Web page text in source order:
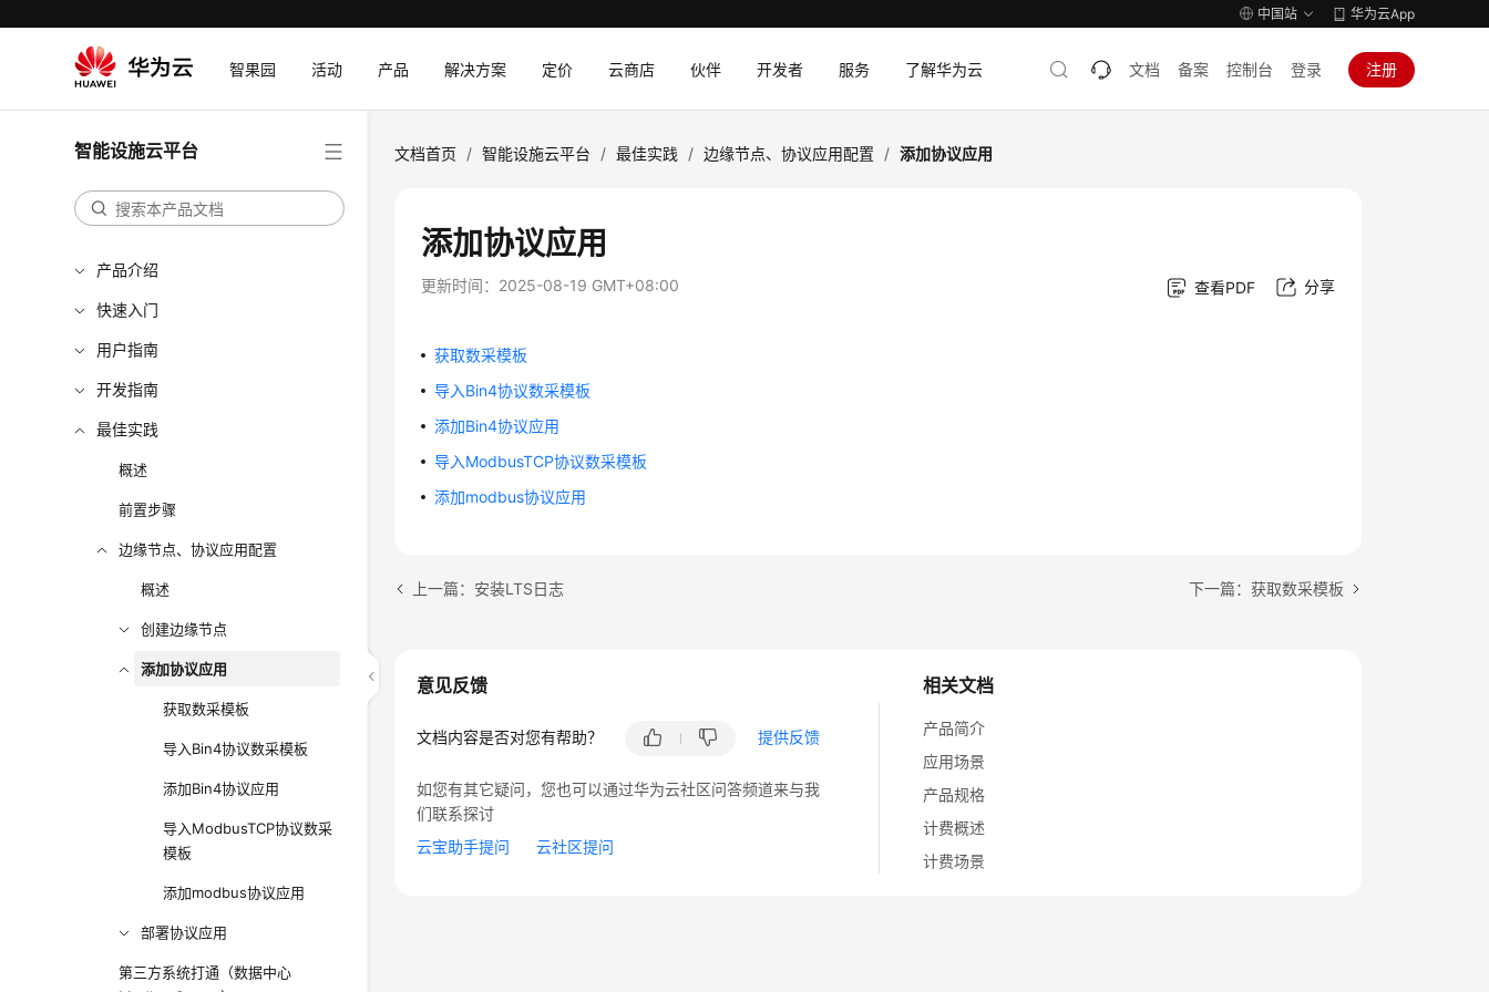
中国站 华为云App
智果园 活动 产品 解决方案 定价 云商店 伙伴 开发者 服务 了解华为云 文档 备案 控制台 登录 注册
智能设施云平台
产品介绍
快速入门
用户指南
开发指南
最佳实践
概述
前置步骤
边缘节点、协议应用配置
概述
创建边缘节点
添加协议应用
获取数采模板
导入Bin4协议数采模板
添加Bin4协议应用
导入ModbusTCP协议数采
模板
添加modbus协议应用
部署协议应用
第三方系统打通（数据中心
文档首页 / 智能设施云平台 / 最佳实践 / 边缘节点、协议应用配置 / 添加协议应用
添加协议应用
更新时间： 2025-08-19 GMT+08:00 查看PDF 分享
获取数采模板
导入Bin4协议数采模板
添加Bin4协议应用
导入ModbusTCP协议数采模板
添加modbus协议应用
上一篇：安装LTS日志 下一篇：获取数采模板
相关文档
产品简介
应用场景
产品规格
计费概述
计费场景
意见反馈
文档内容是否对您有帮助？ 提供反馈
如您有其它疑问，您也可以通过华为云社区问答频道来与我
们联系探讨
云宝助手提问
云社区提问